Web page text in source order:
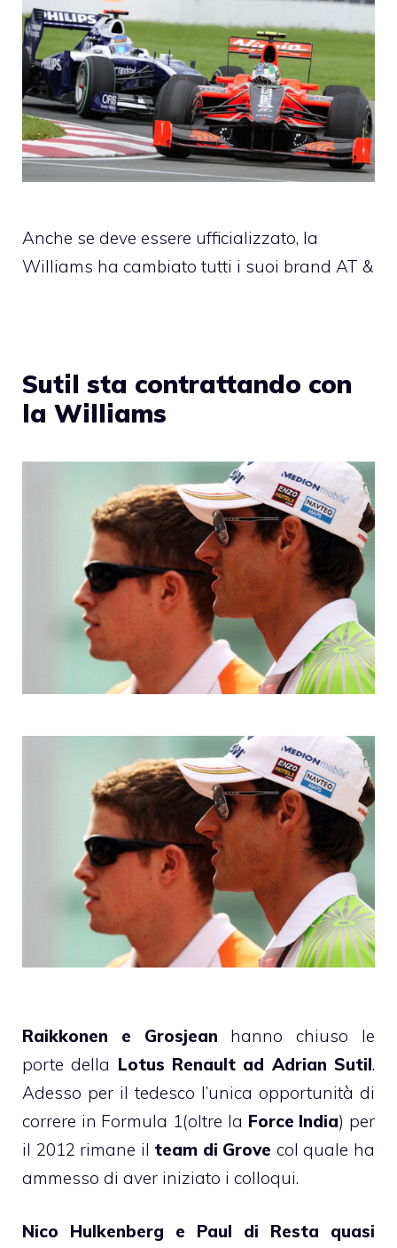
Anche se deve essere ufficializzato, la
Williams ha cambiato tutti i suoi brand AT &
Sutil sta contrattando con
la Williams
Raikkonen e Grosjean hanno chiuso le
porte della Lotus Renault ad Adrian Sutil.
Adesso per il tedesco l’unica opportunità di
correre in Formula 1(oltre la Force India) per
il 2012 rimane il team di Grove col quale ha
ammesso di aver iniziato i colloqui.
Nico Hulkenberg e Paul di Resta quasi